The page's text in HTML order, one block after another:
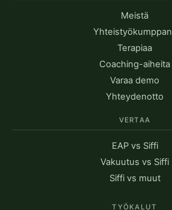
Meistä
Terapiaa
Coaching-aiheita
Varaa demo
Yhteydenotto
VERTAA
EAP vs Siffi
Vakuutus vs Siffi
Siffi vs muut
TYÖKALUT